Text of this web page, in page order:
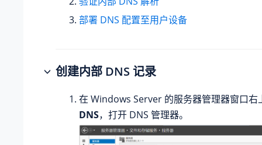
部署 DNS 配置至用户设备
创建内部 DNS 记录
在 Windows Server 的服务器管理器窗口
DNS，打开 DNS 管理器。